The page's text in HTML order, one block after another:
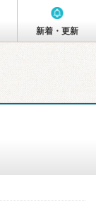
新着・更新